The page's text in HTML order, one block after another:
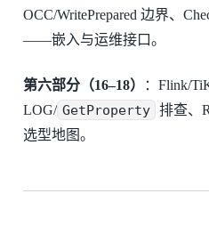
OCC/WritePrepared 边界、
——嵌入与运维接口。
第六部分（16–18）
：Flink/
LOG/ GetProperty 排查、
选型地图。